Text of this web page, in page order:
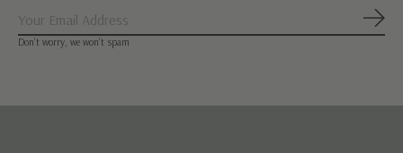
Don’t worry, we won’t spam